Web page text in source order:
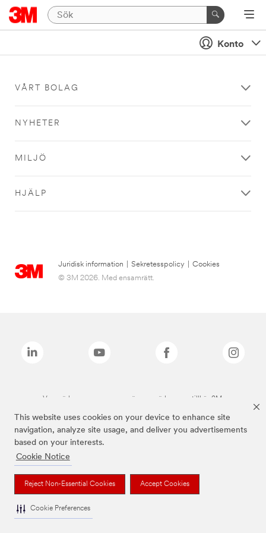
This website uses cookies on your device to enhance site
navigation, analyze site usage, and deliver you advertisements
based on your interests.
Cookie Notice
Reject Non-Essential Cookies Accept Cookies
Cookie Preferences
Konto
VÅRT BOLAG
NYHETER
MILJÖ
HJÄLP
Juridisk information Sekretesspolicy
Cookies
© 3M 2026. Med ensamrätt.
Varumärken som anges ovan är varumärken som tillhör 3M.